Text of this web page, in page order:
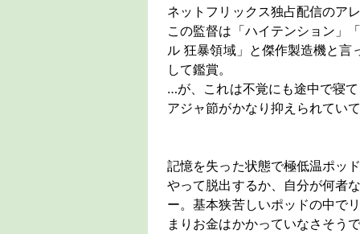
ネットフリックス独占配信のア
この監督は「ハイテンション」
ル 狂暴領域」と傑作製造機と言
して鑑賞。
…が、これは不覚にも途中で寝
アジャ節がかなり抑えられてい
記憶を失った状態で極低温ポッ
やって脱出するか、自分が何者
ー。基本狭苦しいポッドの中で
まりお金はかかっていなさそう